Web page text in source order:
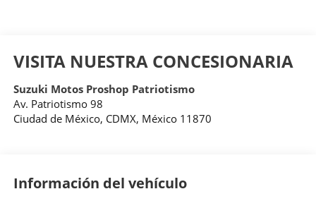
VISITA NUESTRA CONCESIONARIA
Suzuki Motos Proshop Patriotismo
Av. Patriotismo 98
Ciudad de México, CDMX, México 11870
Información del vehículo